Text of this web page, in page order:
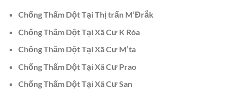
Chống Thấm Dột Tại Thị trấn M’Đrắk
Chống Thấm Dột Tại Xã Cư K Róa
Chống Thấm Dột Tại Xã Cư M’ta
Chống Thấm Dột Tại Xã Cư Prao
Chống Thấm Dột Tại Xã Cư San